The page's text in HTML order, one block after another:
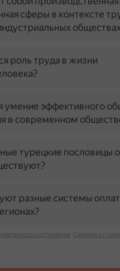
сферы в контексте
роль труда в жизни
умение эффективного
в современном
турецкие пословицы
разные системы
соглашение Связаться с нами